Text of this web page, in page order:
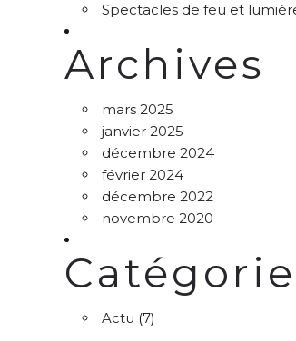
Spectacles de feu et
Archives
mars 2025
janvier 2025
décembre 2024
février 2024
décembre 2022
novembre 2020
Actu (7)